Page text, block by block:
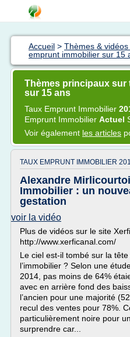
Accueil > Thèmes &
emprunt immobilier sur 15
Thèmes principaux
sur 15 ans
Taux Emprunt Immobilier
Emprunt Immobilier Actuel
Voir également les articles
TAUX EMPRUNT IMMOBILIER
Alexandre
Immobilier : un
gestation
voir la vidéo
Plus de vidéos sur le site
http://www.xerficanal.com/
Le ciel est-il tombé sur la
l’immobilier ? Selon une
2014, pas moins de 64%
avec en arrière fond des
l’ancien pour une majorité
recul des ventes pour 78%.
particulièrement noire pour
surprendre car...